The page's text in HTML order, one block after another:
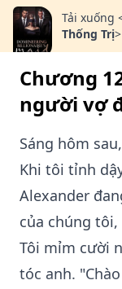
Tải xuống
Thống Trị>
Chương
người vợ
Sáng hôm sau,
Khi tôi tỉnh
Alexander
của chúng
Tôi mỉm cười
tóc anh.